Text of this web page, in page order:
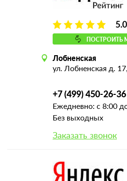
5.0
ПОСТРОИТЬ
Лобненская
ул. Лобненская д.
+7 (499) 450-26-36
Ежедневно: с 8:00
Без выходных
Заказать звонок